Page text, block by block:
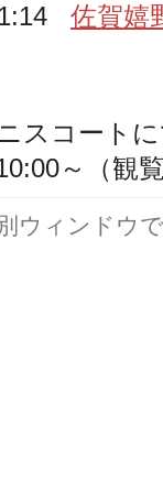
佐賀嬉
スコート
～（観
ウィンドウ